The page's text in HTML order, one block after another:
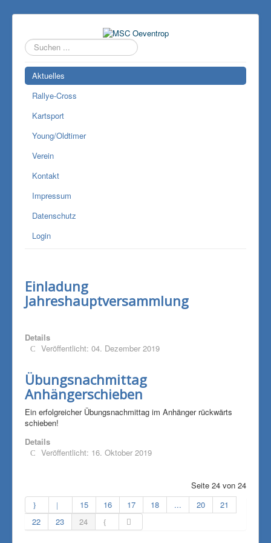
Suchen
...
Aktuelles
Rallye-Cross
Kartsport
Young/Oldtimer
Verein
Kontakt
Impressum
Datenschutz
Login
Einladung
Jahreshauptversammlung
Details
Veröffentlicht: 04. Dezember 2019
Übungsnachmittag
Anhängerschieben
Ein erfolgreicher Übungsnachmittag im Anhänger rückwärts
schieben!
Details
Veröffentlicht: 16. Oktober 2019
Seite 24 von 24
15
16 17 18 ... 20
21
22
23 24